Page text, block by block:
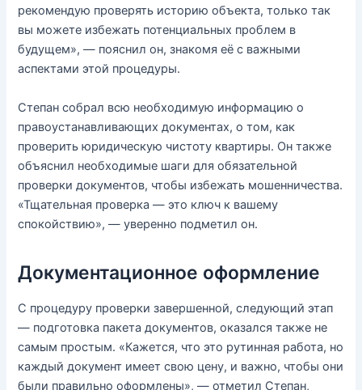
рекомендую проверять историю объекта, только так
вы можете избежать потенциальных проблем в
будущем», — пояснил он, знакомя её с важными
аспектами этой процедуры.
Степан собрал всю необходимую информацию о
правоустанавливающих документах, о том, как
проверить юридическую чистоту квартиры. Он также
объяснил необходимые шаги для обязательной
проверки документов, чтобы избежать мошенничества.
«Тщательная проверка — это ключ к вашему
спокойствию», — уверенно подметил он.
Документационное оформление
С процедуру проверки завершенной, следующий этап
— подготовка пакета документов, оказался также не
самым простым. «Кажется, что это рутинная работа, но
каждый документ имеет свою цену, и важно, чтобы они
были правильно оформлены», — отметил Степан,